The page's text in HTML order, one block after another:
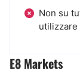
Non su
utilizzare
E8 Markets